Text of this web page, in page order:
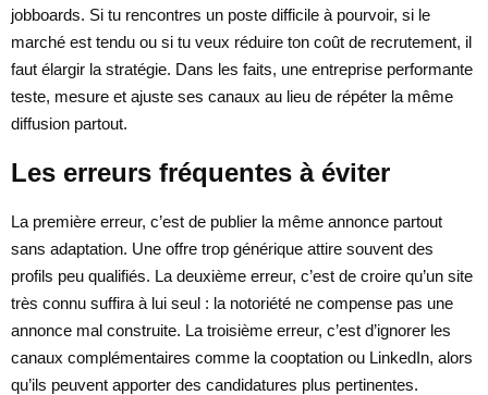
jobboards. Si tu rencontres un poste difficile à pourvoir, si le
marché est tendu ou si tu veux réduire ton coût de recrutement, il
faut élargir la stratégie. Dans les faits, une entreprise performante
teste, mesure et ajuste ses canaux au lieu de répéter la même
diffusion partout.
Les erreurs fréquentes à éviter
La première erreur, c’est de publier la même annonce partout
sans adaptation. Une offre trop générique attire souvent des
profils peu qualifiés. La deuxième erreur, c’est de croire qu’un site
très connu suffira à lui seul : la notoriété ne compense pas une
annonce mal construite. La troisième erreur, c’est d’ignorer les
canaux complémentaires comme la cooptation ou LinkedIn, alors
qu’ils peuvent apporter des candidatures plus pertinentes.